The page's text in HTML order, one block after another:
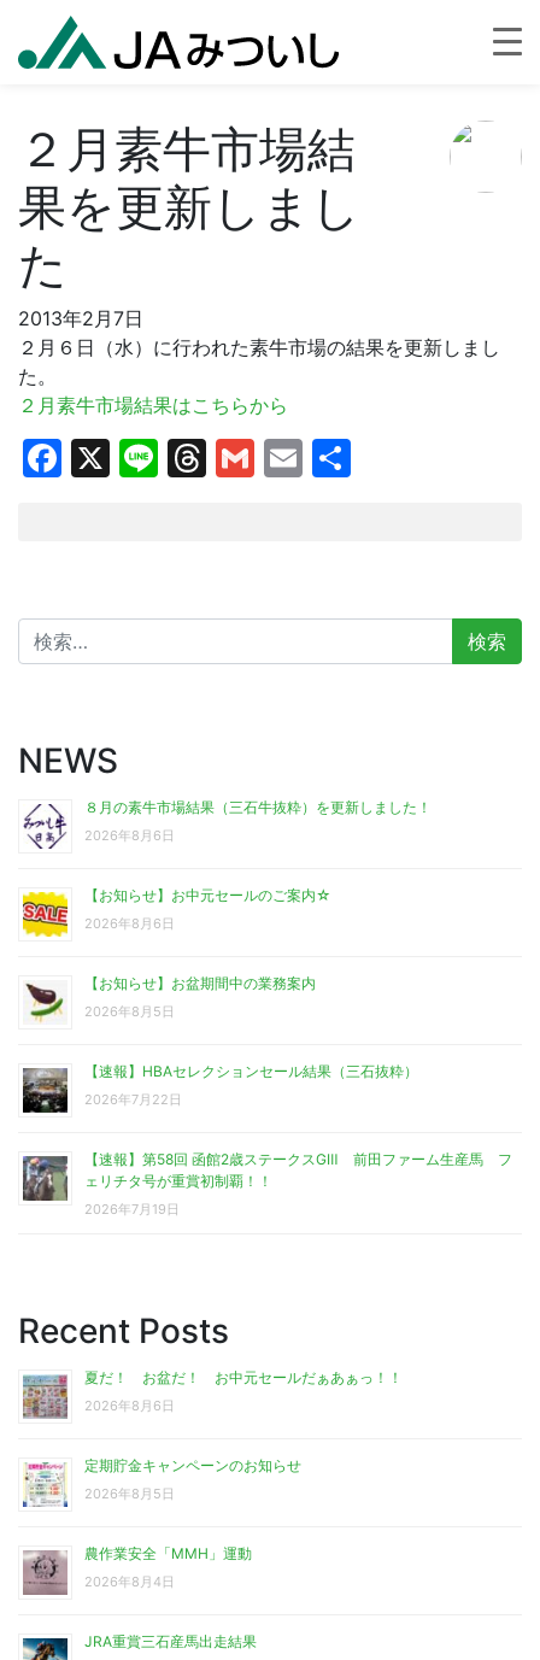
２月素牛市場結
果を更新しまし
た
2013年2月7日
２月６日（水）に行われた素牛市場の結果を更新しまし
た。
２月素牛市場結果はこちらから
Facebook
X LineThreads
Gmail
Email
検
索:
NEWS
８月の素牛市場結果（三石牛抜粋）を更新しました！
2026年8月6日
【お知らせ】お中元セールのご案内☆
2026年8月6日
【お知らせ】お盆期間中の業務案内
2026年8月5日
【速報】HBAセレクションセール結果（三石抜粋）
2026年7月22日
【速報】第58回 函館2歳ステークスGⅢ 前田ファーム生産馬 フ
ェリチタ号が重賞初制覇！！
2026年7月19日
Recent Posts
夏だ！ お盆だ！ お中元セールだぁあぁっ！！
2026年8月6日
定期貯金キャンペーンのお知らせ
2026年8月5日
農作業安全「MMH」運動
2026年8月4日
JRA重賞三石産馬出走結果